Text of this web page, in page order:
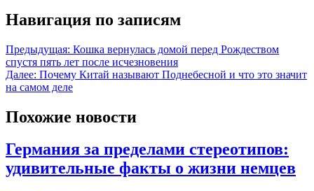
Навигация по записям
Предыдущая: Кошка вернулась домой перед Рождеством
спустя пять лет после исчезновения
Далее: Почему Китай называют Поднебесной и что это значит
на самом деле
Похожие новости
Германия за пределами стереотипов:
удивительные факты о жизни немцев